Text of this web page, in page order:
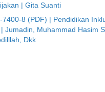
| Gita Suanti
7400-8 (PDF) | Pendidikan
Jumadin, Muhammad Hasim
Dkk